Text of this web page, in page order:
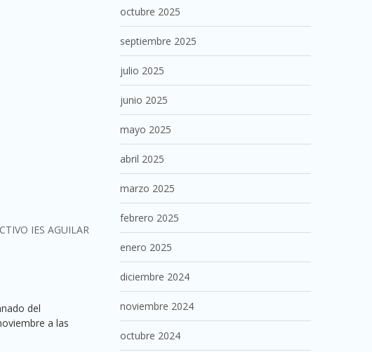
IES AGUILAR
del
a las
octubre 2025
septiembre 2025
julio 2025
junio 2025
mayo 2025
abril 2025
marzo 2025
febrero 2025
enero 2025
diciembre 2024
noviembre 2024
octubre 2024